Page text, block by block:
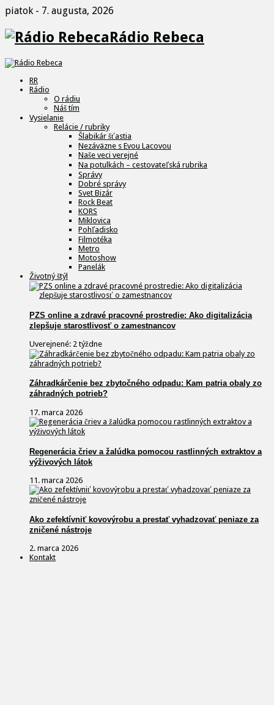
piatok - 7. augusta, 2026
Rádio Rebeca
RR
Rádio
O rádiu
Náš tím
Vysielanie
Relácie / rubriky
Šlabikár šťastia
Nezáväzne s Evou Lacovou
Naše veci verejné
Na potulkách – cestovateľská rubrika
Správy
Dobré správy
Svet Bizár
Rock Beat
KORS
Miklovica
Pohľadisko
Filmotéka
Metro
Motoshow
Panelák
Životný štýl
PZS online a zdravé pracovné prostredie: Ako digitalizácia
zlepšuje starostlivosť o zamestnancov
Uverejnené: 2 týždne
Záhradkárčenie bez zbytočného odpadu: Kam patria obaly zo
záhradných potrieb?
17. marca 2026
Regenerácia čriev a žalúdka pomocou rastlinných extraktov a
výživových látok
11. marca 2026
Ako zefektívniť kovovýrobu a prestať vyhadzovať peniaze za
zničené nástroje
2. marca 2026
Kontakt